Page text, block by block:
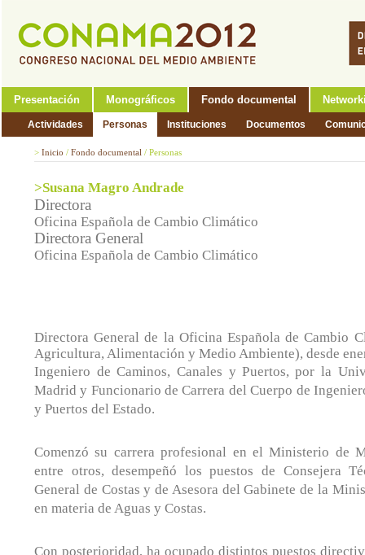
Presentación Monográficos Fondo documental
Actividades Personas Instituciones Documentos
> Inicio / Fondo documental / Personas
>Susana Magro Andrade
Directora
Oficina Española de Cambio Climático
Directora General
Oficina Española de Cambio Climático
Directora General de la Oficina Española de Cambio
Agricultura, Alimentación y Medio Ambiente), desde
Ingeniero de Caminos, Canales y Puertos, por la
Madrid y Funcionario de Carrera del Cuerpo de
y Puertos del Estado.
Comenzó su carrera profesional en el Ministerio de
entre otros, desempeñó los puestos de Consejera
General de Costas y de Asesora del Gabinete de la
en materia de Aguas y Costas.
Con posterioridad, ha ocupado distintos puestos